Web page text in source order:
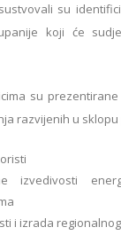
su
koji će
su
razvijenih u sklopu
izvedivosti
i izrada